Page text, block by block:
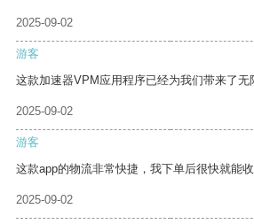
2025-09-02
游客
这款加速器VPM应用程序已经为我们带来了无
2025-09-02
游客
这款app的物流非常快捷，我下单后很快就能收
2025-09-02